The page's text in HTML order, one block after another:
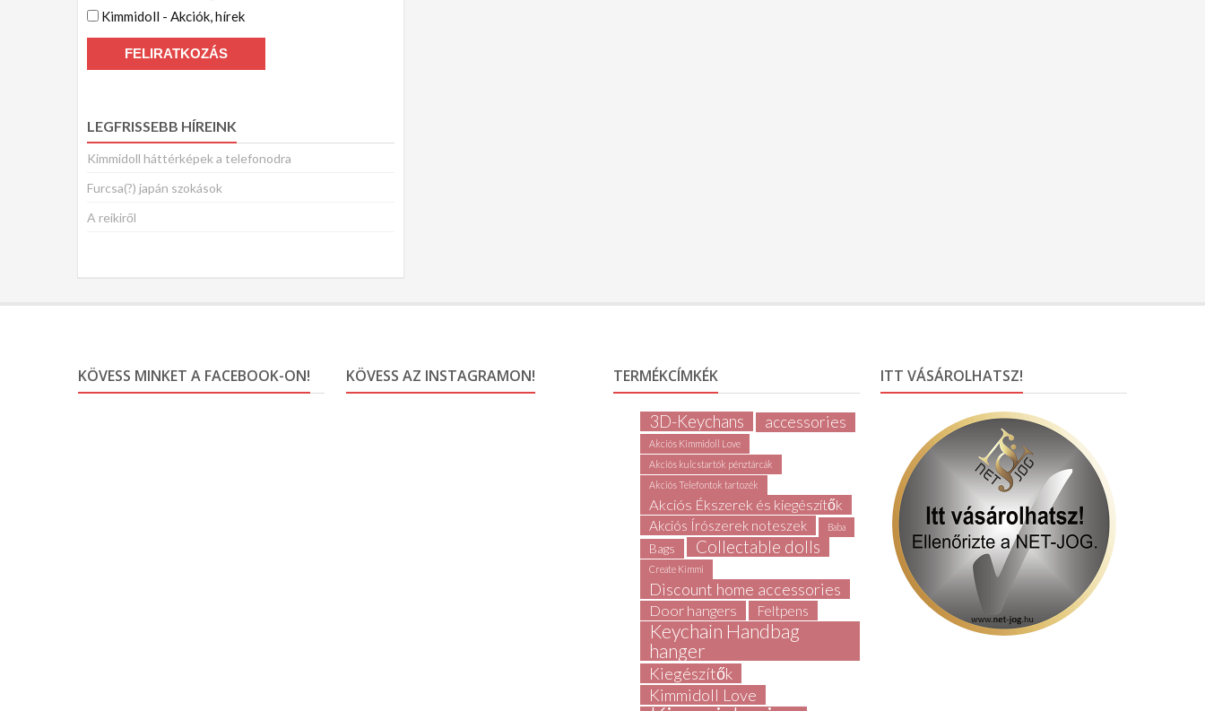
Kimmidoll - Akciók, hírek
LEGFRISSEBB HÍREINK
Kimmidoll háttérképek a telefonodra
Furcsa(?) japán szokások
A reikiről
KÖVESS MINKET A FACEBOOK-ON! KÖVESS AZ INSTAGRAMON! TERMÉKCÍMKÉK
3D-Keychans accessories
Akciós Kimmidoll Love
Akciós kulcstartók pénztárcák
Akciós Telefontok tartozék
Akciós Ékszerek és kiegészítők
Akciós Írószerek noteszek Baba
Bags Collectable dolls
Create Kimmi
Discount home accessories
Door hangers Feltpens
Keychain Handbag
hanger
Kiegészítők
Kimmidoll Love
ITT VÁSÁROLHATSZ!